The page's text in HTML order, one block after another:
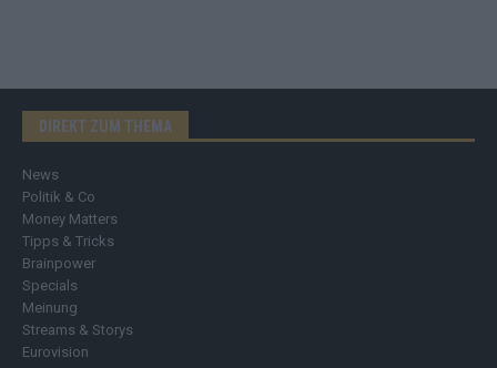
DIREKT ZUM THEMA
News
Politik & Co
Money Matters
Tipps & Tricks
Brainpower
Specials
Meinung
Streams & Storys
Eurovision